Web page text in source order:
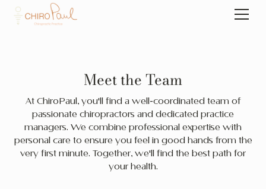
Meet the Team
At ChiroPaul, you'll find a well-coordinated team of
passionate chiropractors and dedicated practice
managers. We combine professional expertise with
personal care to ensure you feel in good hands from the
very first minute. Together, we'll find the best path for
your health.